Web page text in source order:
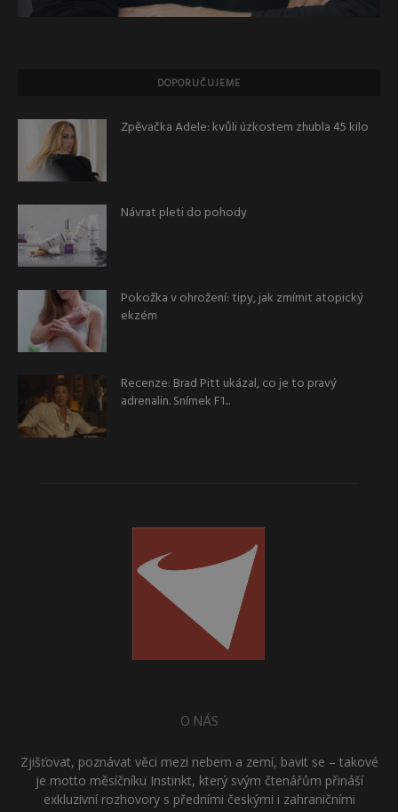
DOPORUČUJEME
Zpěvačka Adele: kvůli úzkostem zhubla 45 kilo
Návrat pleti do pohody
Pokožka v ohrožení: tipy, jak zmírnit atopický
ekzém
Recenze: Brad Pitt ukázal, co je to pravý
adrenalin. Snímek F1...
O NÁS
Zjišťovat, poznávat věci mezi nebem a zemí, bavit se – takové
je motto měsíčníku Instinkt, který svým čtenářům přináší
exkluzivní rozhovory s předními českými i zahraničními